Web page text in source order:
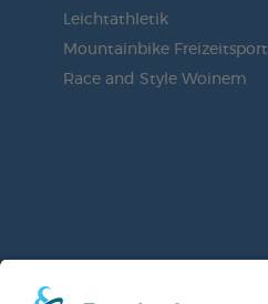
Leichtathletik
Mountainbike Freizeitsport
Race and Style Woinem